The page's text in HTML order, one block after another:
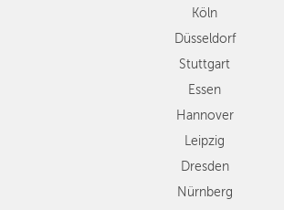
Dresden
Nürnberg
Wien
Zürich
Andere
Regionen
Köln
Düsseldorf
Stuttgart
Essen
Hannover
Leipzig
Dresden
Nürnberg